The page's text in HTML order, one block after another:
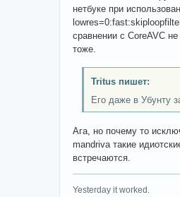
нетбуке при
сравнении с CoreAVC
тоже.
Tritus пишет:
Его даже в Убунту
Ага, но почему то
mandriva такие
встречаются.
Yesterday it worked.